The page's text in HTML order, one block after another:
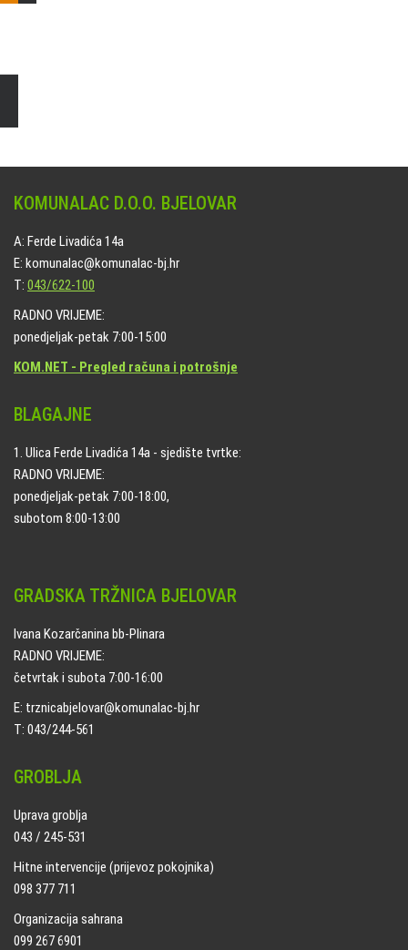
KOMUNALAC D.O.O. BJELOVAR
A: Ferde Livadića 14a
E: komunalac@komunalac-bj.hr
T: 043/622-100
RADNO VRIJEME:
ponedjeljak-petak 7:00-15:00
KOM.NET - Pregled računa i potrošnje
BLAGAJNE
1. Ulica Ferde Livadića 14a - sjedište tvrtke:
RADNO VRIJEME:
ponedjeljak-petak 7:00-18:00,
subotom 8:00-13:00
GRADSKA TRŽNICA BJELOVAR
Ivana Kozarčanina bb-Plinara
RADNO VRIJEME:
četvrtak i subota 7:00-16:00
E: trznicabjelovar@komunalac-bj.hr
T: 043/244-561
GROBLJA
Uprava groblja
043 / 245-531
Hitne intervencije (prijevoz pokojnika)
098 377 711
Organizacija sahrana
099 267 6901